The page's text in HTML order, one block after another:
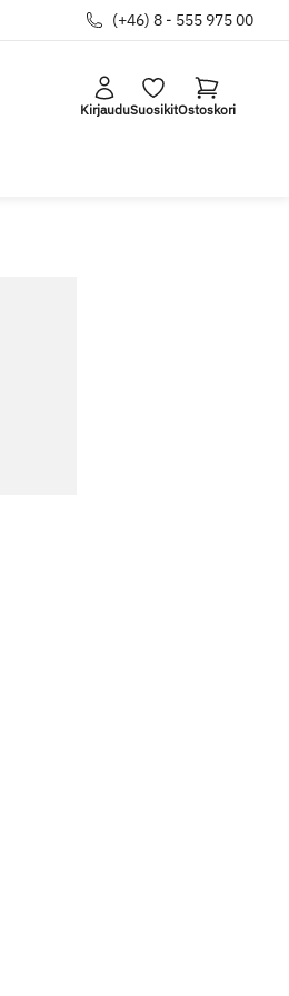
(+46) 8 - 555 975 00
KirjauduSuosikitOstoskori